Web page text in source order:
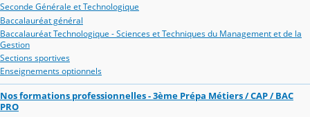
Seconde Générale et Technologique
Baccalauréat général
Baccalauréat Technologique - Sciences et Techniques du Management et de la
Gestion
Sections sportives
Enseignements optionnels
Nos formations professionnelles - 3ème Prépa Métiers / CAP / BAC
PRO